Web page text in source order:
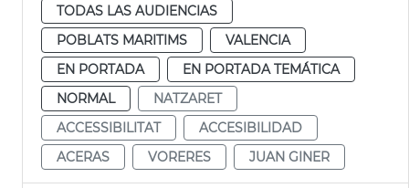
TODAS LAS AUDIENCIAS
POBLATS MARITIMS
VALENCIA
EN PORTADA
EN PORTADA TEMÁTICA
NORMAL
NATZARET
ACCESSIBILITAT
ACCESIBILIDAD
ACERAS
VORERES JUAN GINER